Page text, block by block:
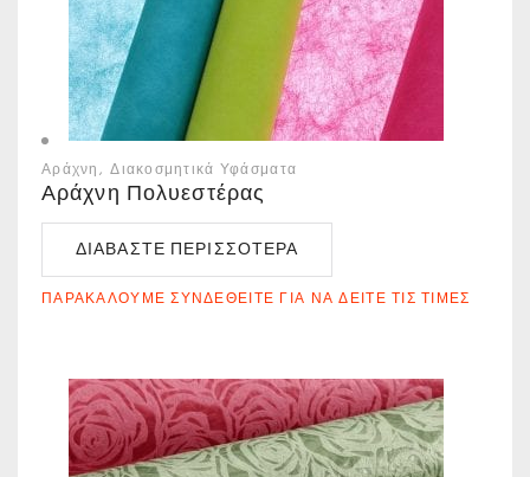
Αράχνη Διακοσμητικά Υφάσματα
Αράχνη Πολυεστέρας
ΔΙΑΒΆΣΤΕ ΠΕΡΙΣΣΌΤΕΡΑ
ΠΑΡΑΚΑΛΟΎΜΕ ΣΥΝΔΕΘΕΊΤΕ ΓΙΑ ΝΑ ΔΕΊΤΕ ΤΙΣ ΤΙΜΈΣ